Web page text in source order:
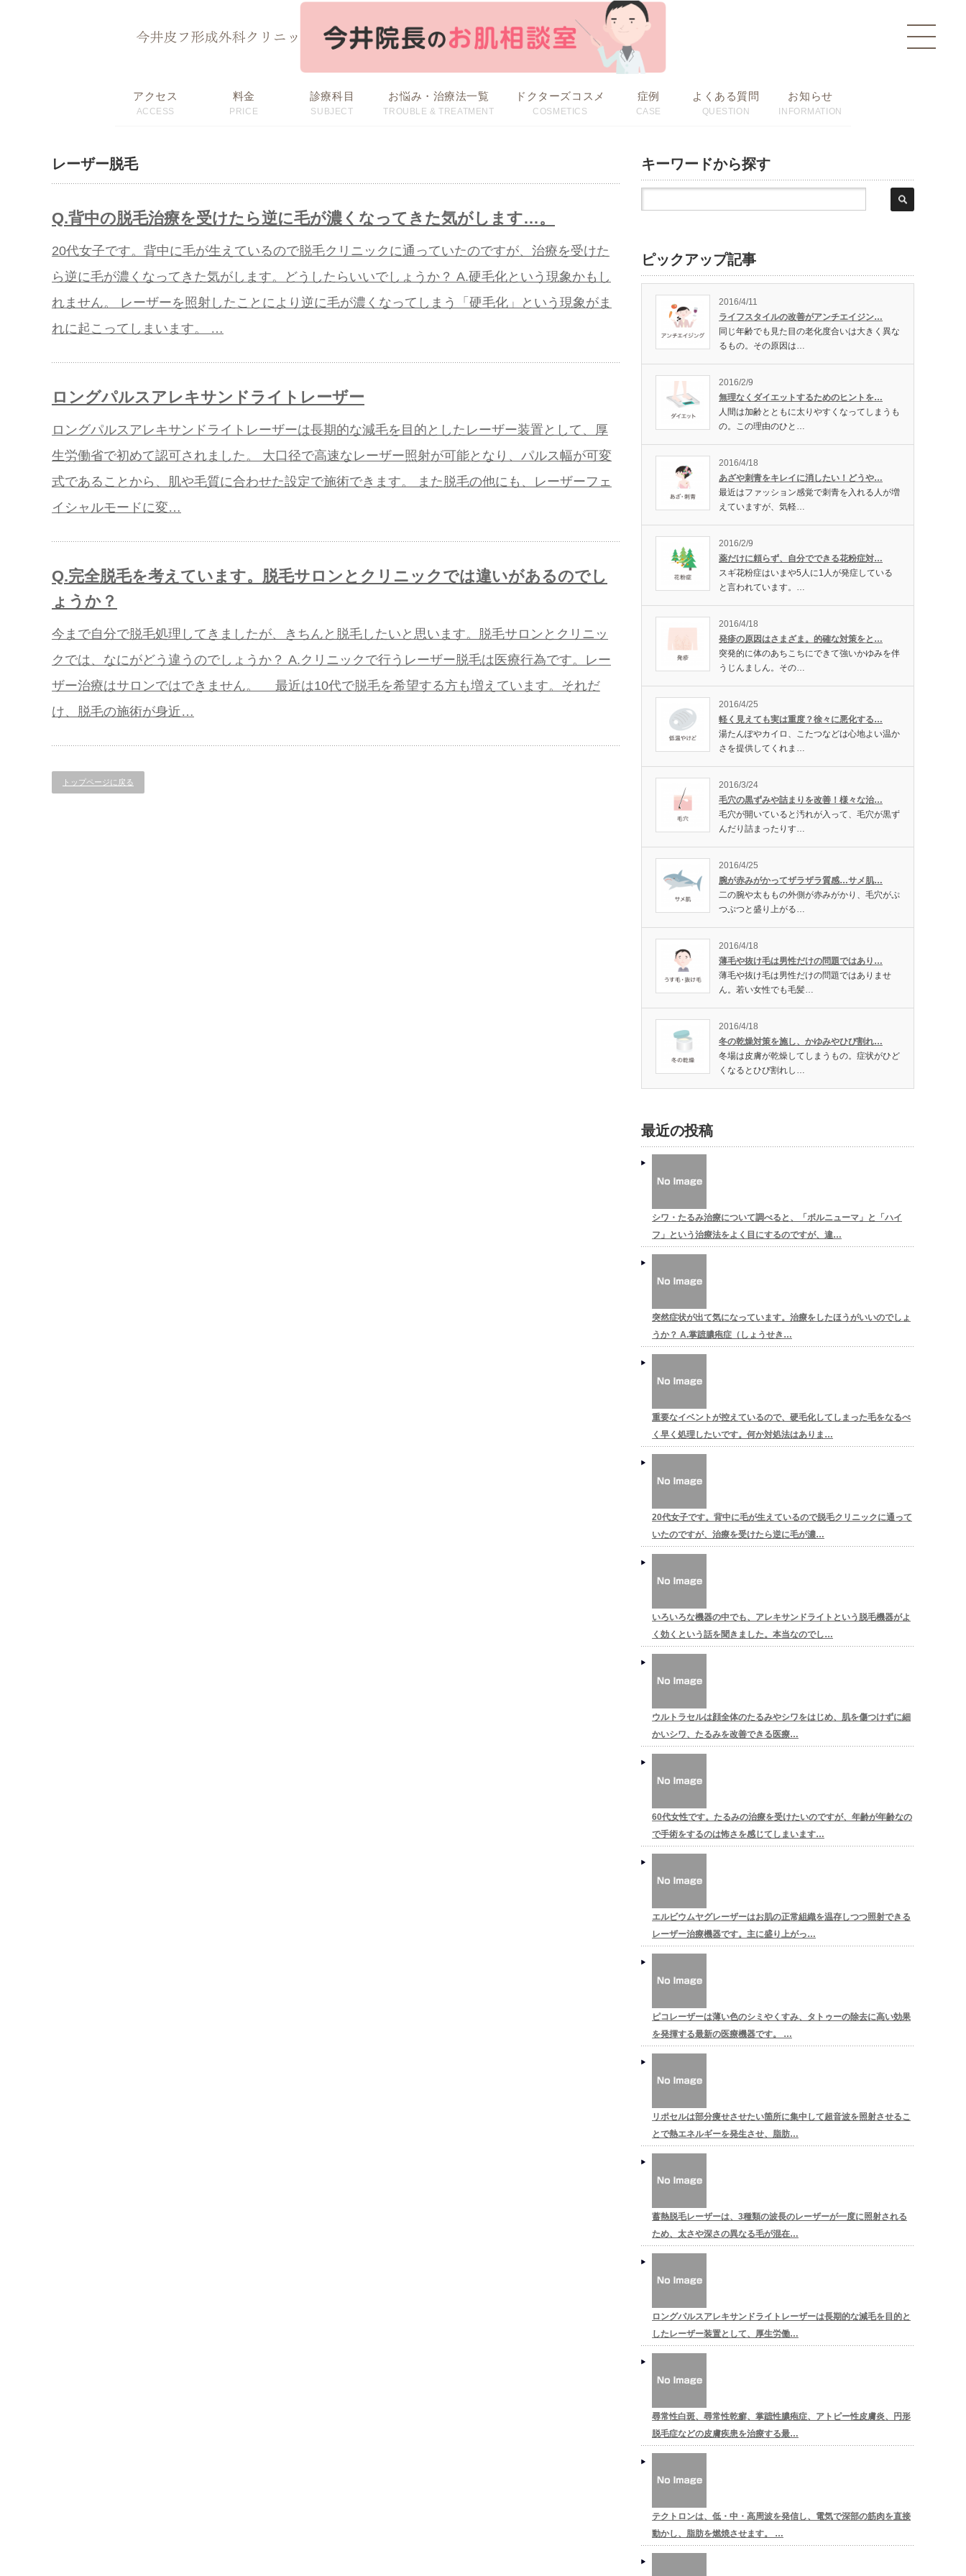
アクセス
ACCESS
料金
PRICE
診療科目
SUBJECT
お悩み・治療法一覧
TROUBLE & TREATMENT
ドクターズコスメ
COSMETICS
症例
CASE
よくある質問
QUESTION
お知らせ
INFORMATION
toggle
レーザー脱毛
Q.背中の脱毛治療を受けたら逆に毛が濃くなってきた気がします…。
20代女子です。背中に毛が生えているので脱毛クリニックに通っていたのですが、治療を受けた
ら逆に毛が濃くなってきた気がします。どうしたらいいでしょうか？ A.硬毛化という現象かもし
れません。 レーザーを照射したことにより逆に毛が濃くなってしまう「硬毛化」という現象がま
れに起こってしまいます。 …
ロングパルスアレキサンドライトレーザー
ロングパルスアレキサンドライトレーザーは長期的な減毛を目的としたレーザー装置として、厚
生労働省で初めて認可されました。 大口径で高速なレーザー照射が可能となり、パルス幅が可変
式であることから、肌や毛質に合わせた設定で施術できます。 また脱毛の他にも、レーザーフェ
イシャルモードに変…
Q.完全脱毛を考えています。脱毛サロンとクリニックでは違いがあるのでし
ょうか？
今まで自分で脱毛処理してきましたが、きちんと脱毛したいと思います。脱毛サロンとクリニッ
クでは、なにがどう違うのでしょうか？ A.クリニックで行うレーザー脱毛は医療行為です。レー
ザー治療はサロンではできません。 最近は10代で脱毛を希望する方も増えています。それだ
け、脱毛の施術が身近…
トップページに戻る
キーワードから探す
ピックアップ記事
2016/4/11
ライフスタイルの改善がアンチエイジン…
同じ年齢でも見た目の老化度合いは大きく異な
るもの。その原因は…
2016/2/9
無理なくダイエットするためのヒントを…
人間は加齢とともに太りやすくなってしまうも
の。この理由のひと…
2016/4/18
あざや刺青をキレイに消したい！どうや…
最近はファッション感覚で刺青を入れる人が増
えていますが、気軽…
2016/2/9
薬だけに頼らず、自分でできる花粉症対…
スギ花粉症はいまや5人に1人が発症している
と言われています。…
2016/4/18
発疹の原因はさまざま。的確な対策をと…
突発的に体のあちこちにできて強いかゆみを伴
うじんましん。その…
2016/4/25
軽く見えても実は重度？徐々に悪化する…
湯たんぽやカイロ、こたつなどは心地よい温か
さを提供してくれま…
2016/3/24
毛穴の黒ずみや詰まりを改善！様々な治…
毛穴が開いていると汚れが入って、毛穴が黒ず
んだり詰まったりす…
2016/4/25
腕が赤みがかってザラザラ質感…サメ肌…
二の腕や太ももの外側が赤みがかり、毛穴がぷ
つぷつと盛り上がる…
2016/4/18
薄毛や抜け毛は男性だけの問題ではあり…
薄毛や抜け毛は男性だけの問題ではありませ
ん。若い女性でも毛髪…
2016/4/18
冬の乾燥対策を施し、かゆみやひび割れ…
冬場は皮膚が乾燥してしまうもの。症状がひど
くなるとひび割れし…
最近の投稿
シワ・たるみ治療について調べると、「ボルニューマ」と「ハイ
フ」という治療法をよく目にするのですが、違…
突然症状が出て気になっています。治療をしたほうがいいのでしょ
うか？ A.掌蹠膿疱症（しょうせき…
重要なイベントが控えているので、硬毛化してしまった毛をなるべ
く早く処理したいです。何か対処法はありま…
20代女子です。背中に毛が生えているので脱毛クリニックに通って
いたのですが、治療を受けたら逆に毛が濃…
いろいろな機器の中でも、アレキサンドライトという脱毛機器がよ
く効くという話を聞きました。本当なのでし…
ウルトラセルは顔全体のたるみやシワをはじめ、肌を傷つけずに細
かいシワ、たるみを改善できる医療…
60代女性です。たるみの治療を受けたいのですが、年齢が年齢なの
で手術をするのは怖さを感じてしまいます…
エルビウムヤグレーザーはお肌の正常組織を温存しつつ照射できる
レーザー治療機器です。主に盛り上がっ…
ピコレーザーは薄い色のシミやくすみ、タトゥーの除去に高い効果
を発揮する最新の医療機器です。 …
リポセルは部分痩せさせたい箇所に集中して超音波を照射させるこ
とで熱エネルギーを発生させ、脂肪…
蓄熱脱毛レーザーは、3種類の波長のレーザーが一度に照射される
ため、太さや深さの異なる毛が混在…
ロングパルスアレキサンドライトレーザーは長期的な減毛を目的と
したレーザー装置として、厚生労働…
尋常性白斑、尋常性乾癬、掌蹠性膿疱症、アトピー性皮膚炎、円形
脱毛症などの皮膚疾患を治療する最…
テクトロンは、低・中・高周波を発信し、電気で深部の筋肉を直接
動かし、脂肪を燃焼させます。 …